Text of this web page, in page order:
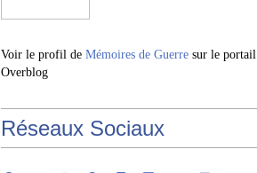
Voir le profil de Mémoires de Guerre sur le portail
Overblog
Réseaux Sociaux